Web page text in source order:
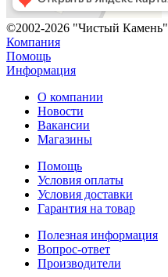
©2002-2026 "Чистый Камень"
Компания
Помощь
Информация
О компании
Новости
Вакансии
Магазины
Помощь
Условия оплаты
Условия доставки
Гарантия на товар
Полезная информация
Вопрос-ответ
Производители